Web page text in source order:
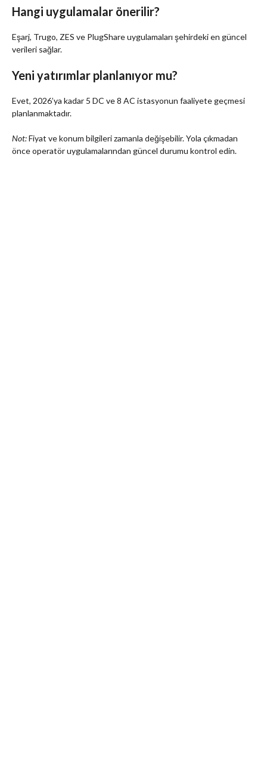
Hangi uygulamalar önerilir?
Eşarj, Trugo, ZES ve PlugShare uygulamaları şehirdeki en güncel
verileri sağlar.
Yeni yatırımlar planlanıyor mu?
Evet, 2026’ya kadar 5 DC ve 8 AC istasyonun faaliyete geçmesi
planlanmaktadır.
Not:Fiyat ve konum bilgileri zamanla değişebilir. Yola çıkmadan
önce operatör uygulamalarından güncel durumu kontrol edin.